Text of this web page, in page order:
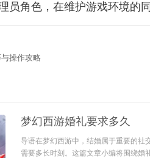
员角色，在维护游戏环境的
操作攻略
梦幻西游婚礼要求多久
导语在梦幻西游中，结婚属于重要的社
需要多长时刻。这篇文章小编将围绕婚